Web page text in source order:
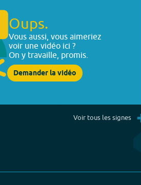
Oups.
Vous aussi, vous aimeriez
voir une vidéo ici ?
On y travaille, promis.
Demander la vidéo
Voir tous les signes